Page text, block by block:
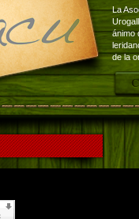
La
ánimo
de la